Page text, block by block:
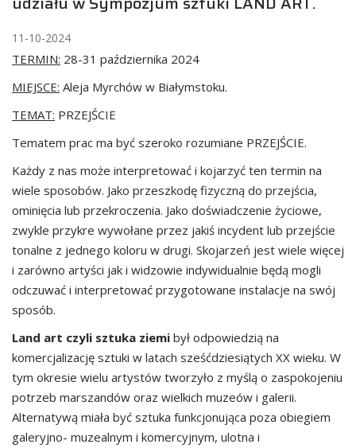
11-10-2024
TERMIN: 28-31 października 2024
MIEJSCE: Aleja Myrchów w Białymstoku.
TEMAT: PRZEJŚCIE
Tematem prac ma być szeroko rozumiane PRZEJŚCIE.
Każdy z nas może interpretować i kojarzyć ten termin na
wiele sposobów. Jako przeszkodę fizyczną do przejścia,
ominięcia lub przekroczenia. Jako doświadczenie życiowe,
zwykle przykre wywołane przez jakiś incydent lub przejście
tonalne z jednego koloru w drugi. Skojarzeń jest wiele więcej
i zarówno artyści jak i widzowie indywidualnie będą mogli
odczuwać i interpretować przygotowane instalacje na swój
sposób.
Land art czyli sztuka ziemi był odpowiedzią na
komercjalizację sztuki w latach sześćdziesiątych XX wieku. W
tym okresie wielu artystów tworzyło z myślą o zaspokojeniu
potrzeb marszandów oraz wielkich muzeów i galerii.
Alternatywą miała być sztuka funkcjonująca poza obiegiem
galeryjno- muzealnym i komercyjnym, ulotna i